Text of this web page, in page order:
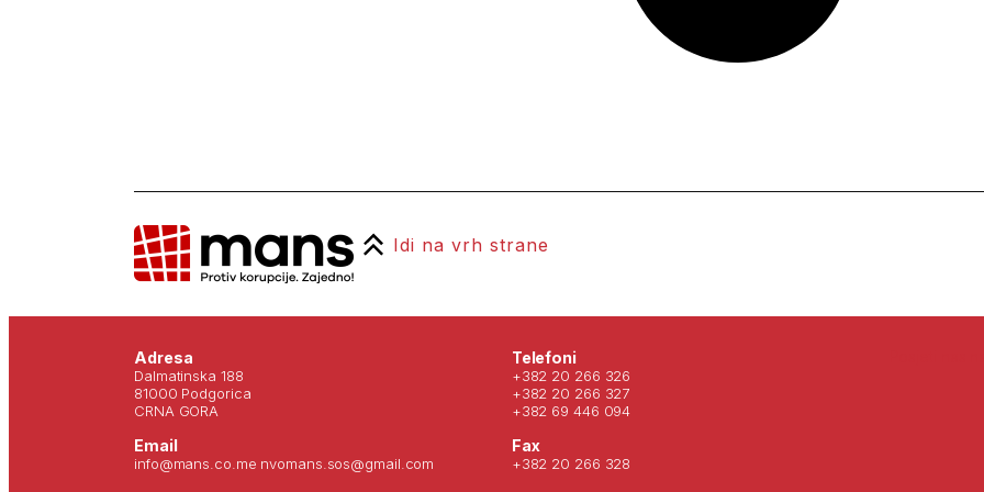
Idi na vrh strane
Adresa
Dalmatinska 188
81000 Podgorica
CRNA GORA
Email
info@mans.co.me nvomans.sos@gmail.com
Telefoni
+382 20 266 326
+382 20 266 327
+382 69 446 094
Fax
+382 20 266 328